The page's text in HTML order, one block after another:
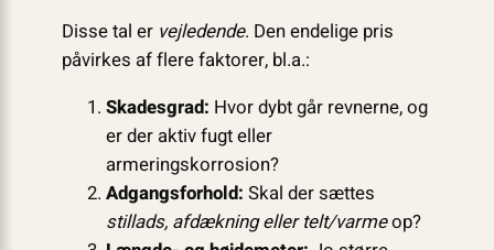
Disse tal er vejledende. Den endelige pris
påvirkes af flere faktorer, bl.a.:
Skadesgrad: Hvor dybt går revnerne, og
er der aktiv fugt eller
armeringskorrosion?
Adgangsforhold: Skal der sættes
stillads, afdækning eller telt/varmeop?